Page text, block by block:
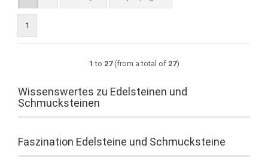
1
1 to 27(from a total of 27)
Wissenswertes zu Edelsteinen und
Schmucksteinen
Faszination Edelsteine und Schmucksteine